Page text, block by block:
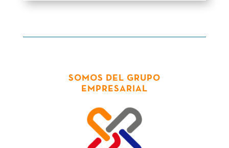
SOMOS DEL GRUPO
EMPRESARIAL